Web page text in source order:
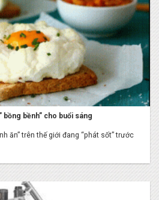
bềnh” cho buổi sáng
ăn” trên thế giới đang “phát sốt” trước